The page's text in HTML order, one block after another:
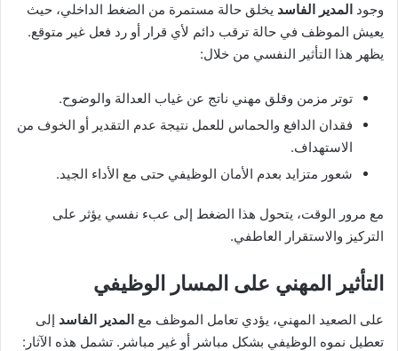
وجود المدير الفاسد يخلق حالة مستمرة من الضغط الداخلي، حيث
يعيش الموظف في حالة ترقب دائم لأي قرار أو رد فعل غير متوقع.
يظهر هذا التأثير النفسي من خلال:
توتر مزمن وقلق مهني ناتج عن غياب العدالة والوضوح.
فقدان الدافع والحماس للعمل نتيجة عدم التقدير أو الخوف من
الاستهداف.
شعور متزايد بعدم الأمان الوظيفي حتى مع الأداء الجيد.
مع مرور الوقت، يتحول هذا الضغط إلى عبء نفسي يؤثر على
التركيز والاستقرار العاطفي.
التأثير المهني على المسار الوظيفي
على الصعيد المهني، يؤدي تعامل الموظف مع المدير الفاسد إلى
تعطيل نموه الوظيفي بشكل مباشر أو غير مباشر. تشمل هذه الآثار: